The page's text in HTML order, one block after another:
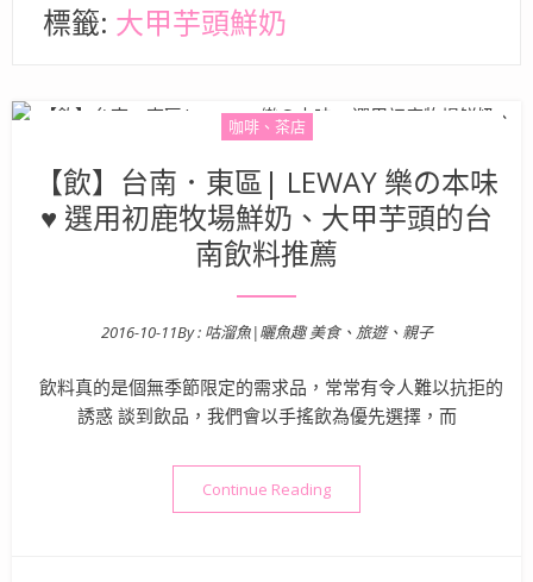
標籤: 大甲芋頭鮮奶
咖啡、茶店
【飲】台南．東區| LEWAY 樂の本味
♥ 選用初鹿牧場鮮奶、大甲芋頭的台
南飲料推薦
Posted on
2016-10-11By : 咕溜魚|曬魚趣 美食、旅遊、親子
飲料真的是個無季節限定的需求品，常常有令人難以抗拒的
誘惑 談到飲品，我們會以手搖飲為優先選擇，而
Continue Reading“【飲】台南．東區| LEWAY